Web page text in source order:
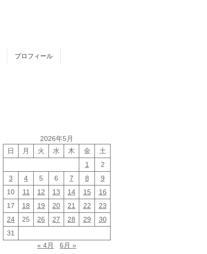
プロフィール
2026年5月
日
月 火 水 木 金
土
1
2
3
4 5 6 7 8
9
10
11 12 13 14 15
16
17
18 19 20 21 22
23
24
25 26 27 28 29
30
31
« 4月
6月 »